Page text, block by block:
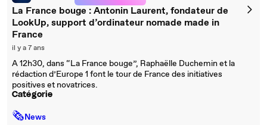
La France bouge : Antonin Laurent, fondateur de
LookUp, support d’ordinateur nomade made in
France
il y a 7 ans
A 12h30, dans “La France bouge”, Raphaëlle Duchemin et la
rédaction d’Europe 1 font le tour de France des initiatives
positives et novatrices.
Catégorie
🗞News